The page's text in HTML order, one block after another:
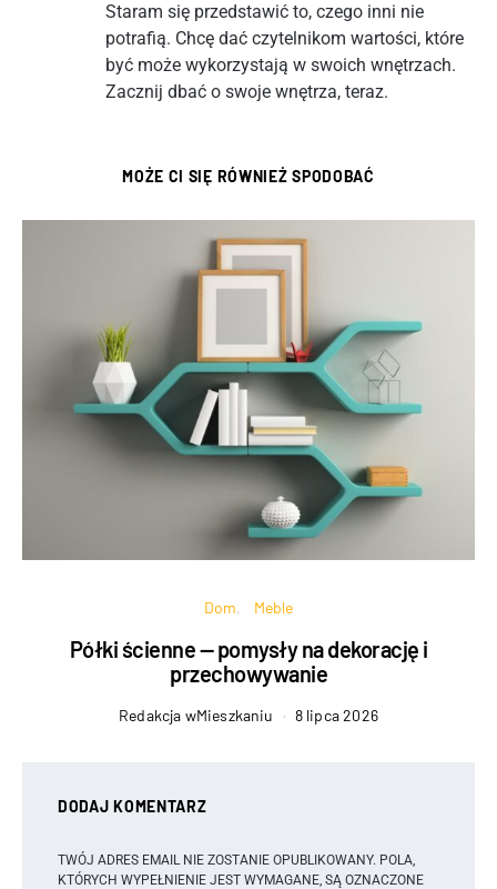
Staram się przedstawić to, czego inni nie
potrafią. Chcę dać czytelnikom wartości, które
być może wykorzystają w swoich wnętrzach.
Zacznij dbać o swoje wnętrza, teraz.
MOŻE CI SIĘ RÓWNIEŻ SPODOBAĆ
Dom Meble
Półki ścienne — pomysły na dekorację i
przechowywanie
Redakcja wMieszkaniu 8 lipca 2026
DODAJ KOMENTARZ
TWÓJ ADRES EMAIL NIE ZOSTANIE OPUBLIKOWANY. POLA,
KTÓRYCH WYPEŁNIENIE JEST WYMAGANE, SĄ OZNACZONE